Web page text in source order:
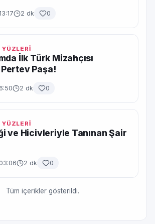
2 dk 0
YÜZLERİ
İlk Türk Mizahçısı
Paşa!
2 dk 0
YÜZLERİ
ve Hicivleriyle Tanınan Şair
2 dk 0
Tüm içerikler gösterildi.